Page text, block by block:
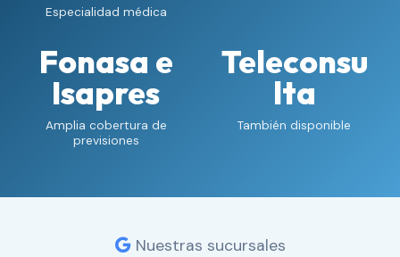
Especialidad médica
Fonasa e
Isapres
Amplia cobertura de
previsiones
Teleconsu
lta
También disponible
Nuestras sucursales